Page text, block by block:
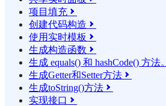
项目填充 
创建代码构造 
使用实时模板 
生成构造函数 
生成 equals() 和 hashCode() 方法。
生成Getter和Setter方法 
生成toString()方法 
实现接口 